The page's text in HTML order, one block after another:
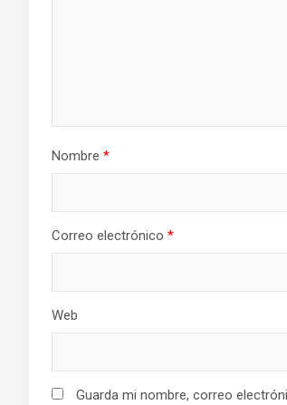
Nombre *
Correo electrónico *
Web
Guarda mi nombre, correo